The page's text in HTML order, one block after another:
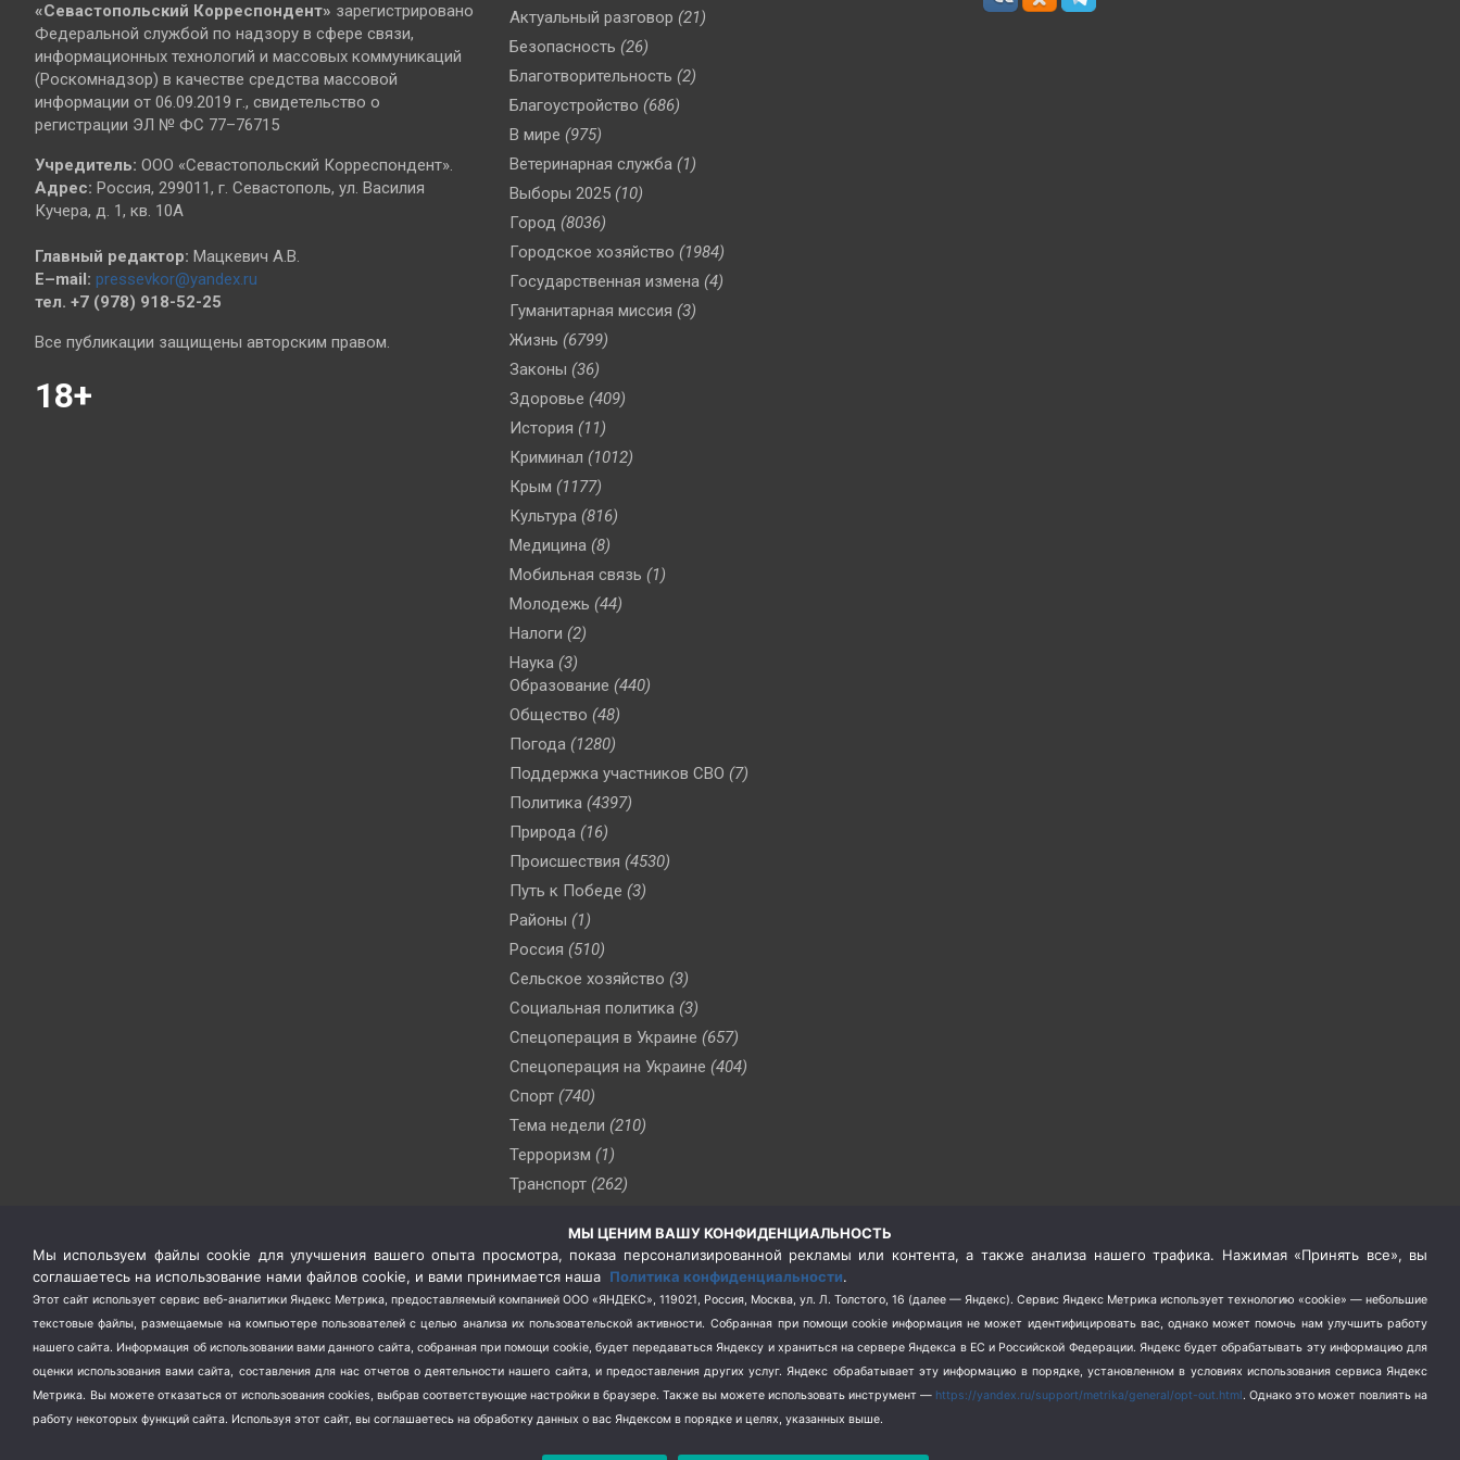
«Севастопольский Корреспондент» зарегистрировано
Федеральной службой по надзору в сфере связи,
информационных технологий и массовых коммуникаций
(Роскомнадзор) в качестве средства массовой
информации от 06.09.2019 г., свидетельство о
регистрации ЭЛ № ФС 77–76715
Учредитель: ООО «Севастопольский Корреспондент».
Адрес: Россия, 299011, г. Севастополь, ул. Василия
Кучера, д. 1, кв. 10А
Главный редактор: Мацкевич А.В.
E–mail: pressevkor@yandex.ru
тел. +7 (978) 918-52-25
Все публикации защищены авторским правом.
18+
Актуальный разговор (21)
Безопасность (26)
Благотворительность (2)
Благоустройство (686)
В мире (975)
Ветеринарная служба (1)
Выборы 2025 (10)
Город (8036)
Городское хозяйство (1984)
Государственная измена (4)
Гуманитарная миссия (3)
Жизнь (6799)
Законы (36)
Здоровье (409)
История (11)
Криминал (1012)
Крым (1177)
Культура (816)
Медицина (8)
Мобильная связь (1)
Молодежь (44)
Налоги (2)
Наука (3)
Образование (440)
Общество (48)
Погода (1280)
Поддержка участников СВО (7)
Политика (4397)
Природа (16)
Происшествия (4530)
Путь к Победе (3)
Районы (1)
Россия (510)
Сельское хозяйство (3)
Социальная политика (3)
Спецоперация в Украине (657)
Спецоперация на Украине (404)
Спорт (740)
Тема недели (210)
Терроризм (1)
Транспорт (262)
(76)
Цены (2)
Школа и спорт (2)
Экология (8)
МЫ ЦЕНИМ ВАШУ КОНФИДЕНЦИАЛЬНОСТЬ
Мы используем файлы cookie для улучшения вашего опыта просмотра, показа персонализированной рекламы или контента, а также анализа нашего трафика. Нажимая «Принять все», вы
соглашаетесь на использование нами файлов cookie, и вами принимается наша Политика конфиденциальности.
Этот сайт использует сервис веб-аналитики Яндекс Метрика, предоставляемый компанией ООО «ЯНДЕКС», 119021, Россия, Москва, ул. Л. Толстого, 16 (далее — Яндекс). Сервис Яндекс Метрика использует технологию «cookie» — небольшие
текстовые файлы, размещаемые на компьютере пользователей с целью анализа их пользовательской активности. Собранная при помощи cookie информация не может идентифицировать вас, однако может помочь нам улучшить работу
нашего сайта. Информация об использовании вами данного сайта, собранная при помощи cookie, будет передаваться Яндексу и храниться на сервере Яндекса в ЕС и Российской Федерации. Яндекс будет обрабатывать эту информацию для
оценки использования вами сайта, составления для нас отчетов о деятельности нашего сайта, и предоставления других услуг. Яндекс обрабатывает эту информацию в порядке, установленном в условиях использования сервиса Яндекс
Метрика. Вы можете отказаться от использования cookies, выбрав соответствующие настройки в браузере. Также вы можете использовать инструмент — https://yandex.ru/support/metrika/general/opt-out.html. Однако это может повлиять на
работу некоторых функций сайта. Используя этот сайт, вы соглашаетесь на обработку данных о вас Яндексом в порядке и целях, указанных выше.